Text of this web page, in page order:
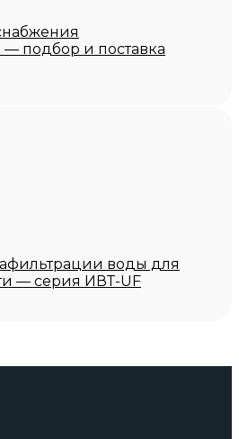
подбор и поставка
воды для
— серия ИВТ-UF